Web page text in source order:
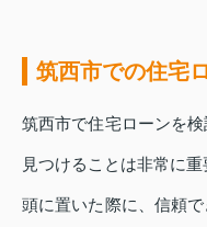
筑西市での住宅
筑西市で住宅ローンを
見つけることは非常に
頭に置いた際に、信頼